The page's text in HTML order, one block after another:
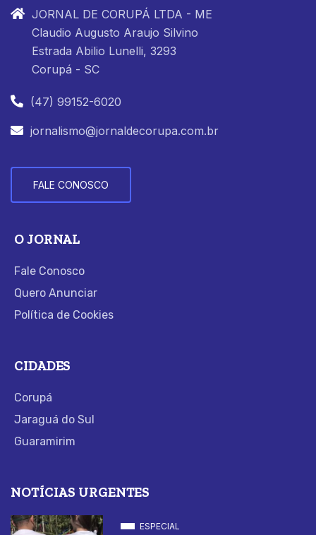
JORNAL DE CORUPÁ LTDA - ME
Claudio Augusto Araujo Silvino
Estrada Abilio Lunelli, 3293
Corupá - SC
(47) 99152-6020
jornalismo@jornaldecorupa.com.br
FALE CONOSCO
O JORNAL
Fale Conosco
Quero Anunciar
Política de Cookies
CIDADES
Corupá
Jaraguá do Sul
Guaramirim
NOTÍCIAS URGENTES
ESPECIAL